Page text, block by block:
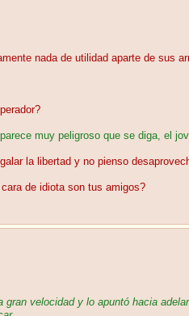
nada de utilidad aparte de sus
muy peligroso que se diga, el
la libertad y no pienso
de idiota son tus amigos?
velocidad y lo apuntó hacia